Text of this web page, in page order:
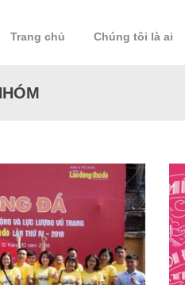
Trang chủ Chúng tôi là ai